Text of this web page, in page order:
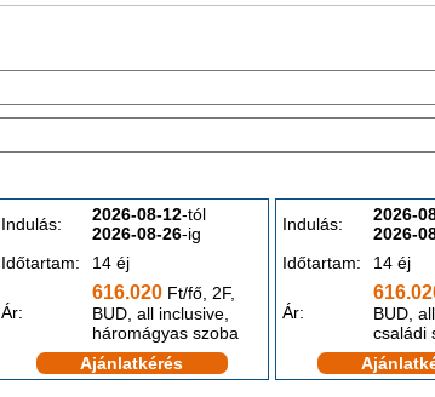
Indulás: 2026-08-12-tól
2026-08-26-ig
Időtartam:
14 éj
Ár:
616.020 Ft/fő, 2F,
BUD, all inclusive,
háromágyas szoba
Ajánlatkérés
Indulás: 2026-
2026-
Időtartam:
14 éj
Ár:
BUD,
családi